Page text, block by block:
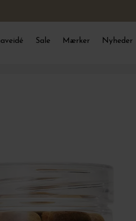
Sale Mærker Nyheder